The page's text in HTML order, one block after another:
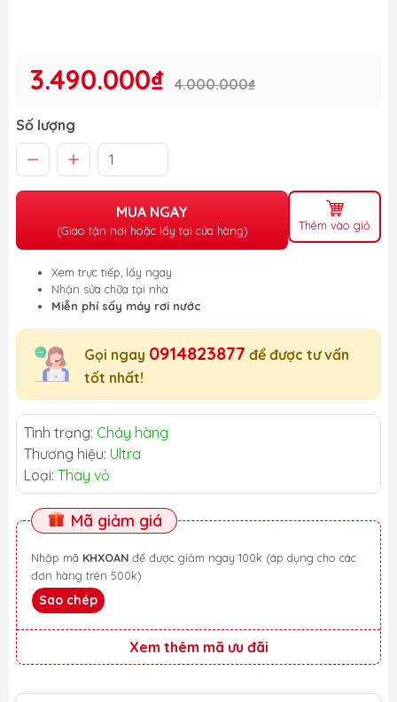
3.490.000₫ 4.000.000₫
Số lượng
MUA NGAY
(Giao tận nơi hoặc lấy tại cửa hàng) Thêm vào giỏ
Xem trực tiếp, lấy ngay
Nhận sửa chữa tại nhà
Miễn phí sấy máy rơi nước
Gọi ngay 0914823877 để được tư vấn
tốt nhất!
Tình trạng: Cháy hàng
Thương hiệu: Ultra
Loại: Thay vỏ
Mã giảm giá
Nhập mã KHXOAN
đơn hàng trên 500k)
Sao chép
Xem thêm mã ưu đãi